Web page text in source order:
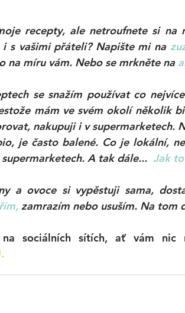
recepty, ale netroufnete si na
i s vašimi přáteli? Napište mi na
na míru vám. Nebo se mrkněte na
se snažím používat co
mám ve svém okolí několik
nakupuji i v supermarketech.
je často balené. Co je lokální,
A tak dále... Jak
a ovoce si vypěstuji sama,
zamrazím nebo usuším. Na tom
sociálních sítích, ať vám nic